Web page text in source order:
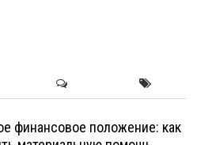
финансовое положение: как